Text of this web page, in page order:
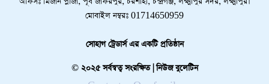
মোবাইল নম্বরঃ 01714650959
সোহাগ ট্রেডার্স এর একটি প্রতিষ্ঠান
© ২০২৫ সর্বস্বত্ব সংরক্ষিত | নিউজ বুলেটিন